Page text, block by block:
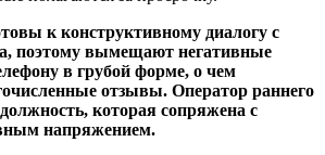
к конструктивному диалогу с
поэтому вымещают негативные
в грубой форме, о чем
отзывы. Оператор раннего
которая сопряжена с
напряжением.